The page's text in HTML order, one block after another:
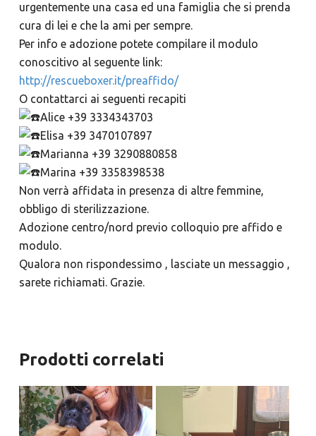
urgentemente una casa ed una famiglia che si prenda
cura di lei e che la ami per sempre.
Per info e adozione potete compilare il modulo
conoscitivo al seguente link:
http://rescueboxer.it/preaffido/
O contattarci ai seguenti recapiti
Alice +39 3334343703
Elisa +39 3470107897
Marianna +39 3290880858
Marina +39 3358398538
Non verrà affidata in presenza di altre femmine,
obbligo di sterilizzazione.
Adozione centro/nord previo colloquio pre affido e
modulo.
Qualora non rispondessimo , lasciate un messaggio ,
sarete richiamati. Grazie.
Prodotti correlati